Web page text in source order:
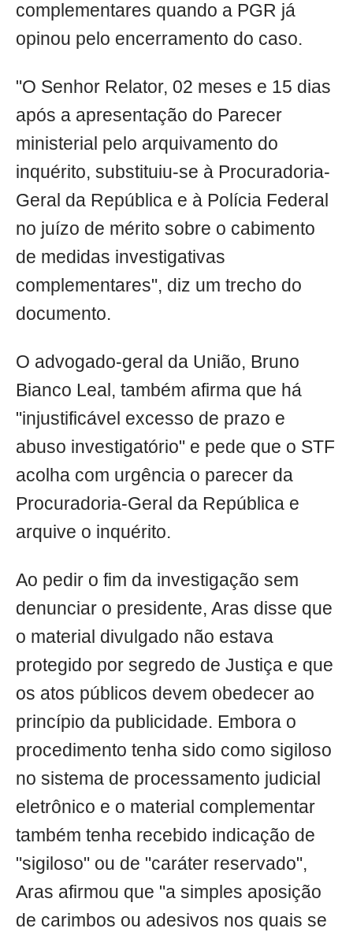
complementares quando a PGR já
opinou pelo encerramento do caso.
"O Senhor Relator, 02 meses e 15 dias
após a apresentação do Parecer
ministerial pelo arquivamento do
inquérito, substituiu-se à Procuradoria-
Geral da República e à Polícia Federal
no juízo de mérito sobre o cabimento
de medidas investigativas
complementares", diz um trecho do
documento.
O advogado-geral da União, Bruno
Bianco Leal, também afirma que há
"injustificável excesso de prazo e
abuso investigatório" e pede que o STF
acolha com urgência o parecer da
Procuradoria-Geral da República e
arquive o inquérito.
Ao pedir o fim da investigação sem
denunciar o presidente, Aras disse que
o material divulgado não estava
protegido por segredo de Justiça e que
os atos públicos devem obedecer ao
princípio da publicidade. Embora o
procedimento tenha sido como sigiloso
no sistema de processamento judicial
eletrônico e o material complementar
também tenha recebido indicação de
"sigiloso" ou de "caráter reservado",
Aras afirmou que "a simples aposição
de carimbos ou adesivos nos quais se